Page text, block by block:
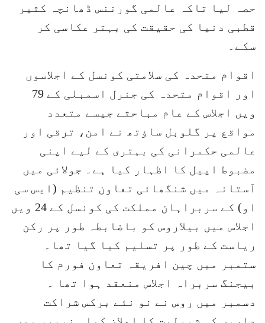
حصہ لیا تاکہ عالمی گورننس ڈھانچہ کثیر
قطبی دنیا کی حقیقت کی بہتر عکاسی کر
سکے۔
اقوام متحدہ کی سلامتی کونسل کے اجلاسوں
اور اقوام متحدہ کی جنرل اسمبلی کے 79
ویں اجلاس کے عام مباحثے جیسے متعدد
مواقع پر گلوبل ساؤتھ نے امن، ترقی اور
عالمی حکمرانی کی بہتری کے لیے اپنی
مضبوط اپیل کا اظہار کیا ہے۔ جولائی میں
آستانہ میں شنگھائی تعاون تنظیم (ایس سی
او) کے سربراہان مملکت کی کونسل کے 24 ویں
اجلاس میں بیلاروس کو باضابطہ طور پر رکن
ریاست کے طور پر تسلیم کیا گیا تھا۔
ستمبر میں چین افریقہ تعاون فورم کا
بیجنگ سربراہ اجلاس منعقد ہوا تھا ۔
دسمبر میں روس نے نو نئے برکس شراکت